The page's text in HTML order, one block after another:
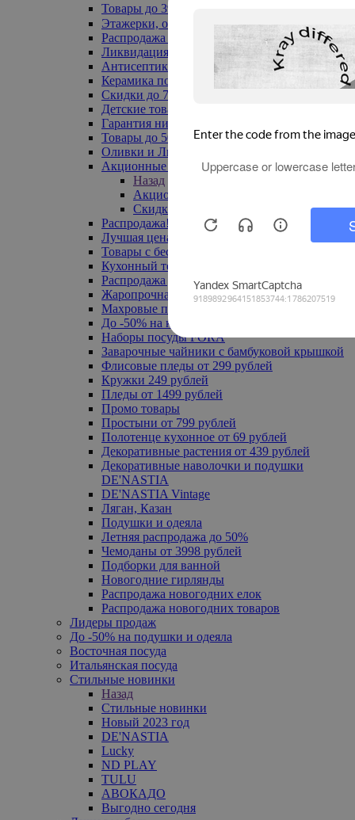
Товары до 399₽
Этажерки, обувницы
Распродажа текстиля до -50%
Ликвидация до -70%
Антисептики
Керамика по 129 руб
Скидки до 70%
Детские товары
Гарантия низкой цены
Товары до 500 руб
Оливки и Лимоны
Акционные товары
Назад
Акционные товары
Скидка 20% по промокоду
Распродажа! Ульяновск до -70%
Лучшая цена
Товары с бесплатной доставкой
Кухонный текстиль
Распродажа до -50%
Жаропрочная посуда
Махровые полотенца
До -50% на ковры
Наборы посуды FORA
Заварочные чайники с бамбуковой крышкой
Флисовые пледы от 299 рублей
Кружки 249 рублей
Пледы от 1499 рублей
Промо товары
Простыни от 799 рублей
Полотенце кухонное от 69 рублей
Декоративные растения от 439 рублей
Декоративные наволочки и подушки
DE'NASTIA
DE'NASTIA Vintage
Ляган, Казан
Подушки и одеяла
Летняя распродажа до 50%
Чемоданы от 3998 рублей
Подборки для ванной
Новогодние гирлянды
Распродажа новогодних елок
Распродажа новогодних товаров
Лидеры продаж
До -50% на подушки и одеяла
Восточная посуда
Итальянская посуда
Стильные новинки
Назад
Стильные новинки
Новый 2023 год
DE'NASTIA
Lucky
ND PLAY
TULU
АВОКАДО
Выгодно сегодня